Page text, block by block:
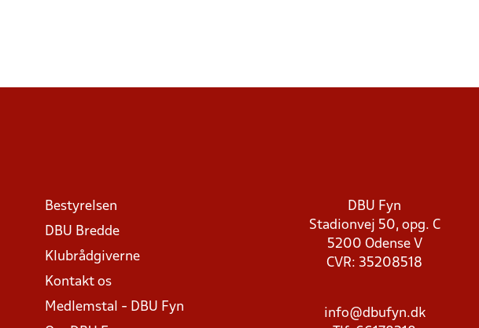
Bestyrelsen
DBU Bredde
Klubrådgiverne
Kontakt os
Medlemstal - DBU Fyn
DBU Fyn
Stadionvej 50, opg. C
5200 Odense V
CVR: 35208518
info@dbufyn.dk